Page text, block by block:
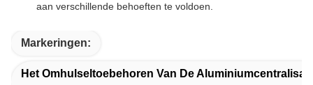
aan verschillende behoeften te voldoen.
Markeringen:
Het Omhulseltoebehoren Van De